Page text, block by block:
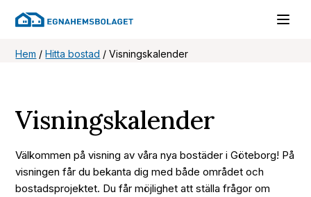
Hem /Hitta bostad /Visningskalender
Visningskalender
Välkommen på visning av våra nya bostäder i Göteborg! På
visningen får du bekanta dig med både området och
bostadsprojektet. Du får möjlighet att ställa frågor om